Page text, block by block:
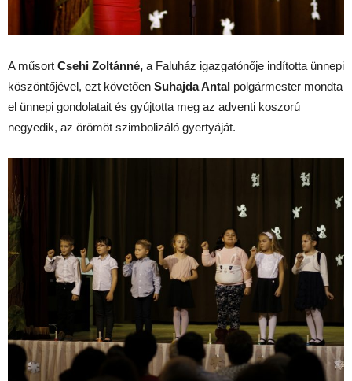
A műsort Csehi Zoltánné, a Faluház igazgatónője indította ünnepi
köszöntőjével, ezt követően Suhajda Antal polgármester mondta
el ünnepi gondolatait és gyújtotta meg az adventi koszorú
negyedik, az örömöt szimbolizáló gyertyáját.